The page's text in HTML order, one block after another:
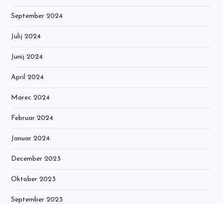
September 2024
Julij 2024
Junij 2024
April 2024
Marec 2024
Februar 2024
Januar 2024
December 2023
Oktober 2023
September 2023